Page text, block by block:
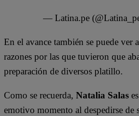
— Latina.pe
En el avance también se puede ver a
razones por las que tuvieron que
preparación de diversos platillo.
Como se recuerda, Natalia Salas
emotivo momento al despedirse de